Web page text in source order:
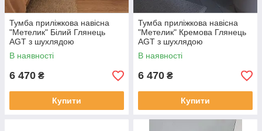
Тумба приліжкова навісна
"Метелик" Білий Глянець
AGT з шухлядою
В наявності
6 470 ₴
Купити
Тумба приліжкова навісна
"Метелик" Кремова Глянець
AGT з шухлядою
В наявності
6 470 ₴
Купити